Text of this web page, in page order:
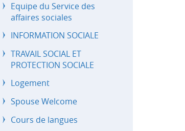
Equipe du Service des
affaires sociales
INFORMATION SOCIALE
TRAVAIL SOCIAL ET
PROTECTION SOCIALE
Logement
Spouse Welcome
Cours de langues